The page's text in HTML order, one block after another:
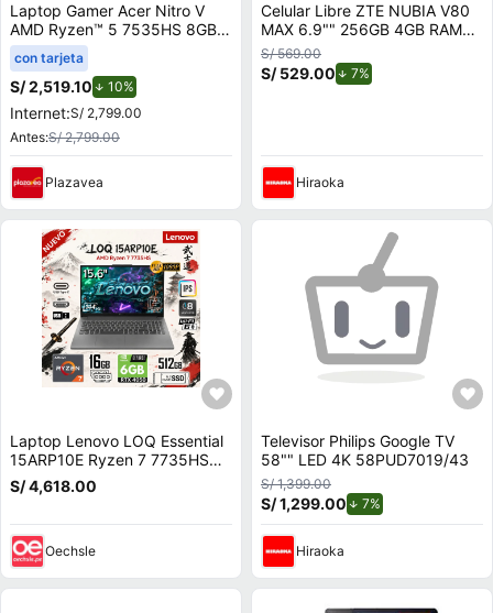
Laptop Gamer Acer Nitro V
AMD Ryzen™ 5 7535HS 8GB
RAM 512GB SSD 15.6"" RTX
3050
con tarjeta
S/ 2,519.10 10%
Internet:S/ 2,799.00
Antes:S/ 2,799.00
Plazavea
Celular Libre ZTE NUBIA V80
MAX 6.9"" 256GB 4GB RAM
STELLAR SILVER
S/ 569.00
S/ 529.00 7%
Hiraoka
Laptop Lenovo LOQ Essential
15ARP10E Ryzen 7 7735HS
16GB RAM 512GB SSD RTX
4050 15.6 83S00000US
S/ 4,618.00
Oechsle
Televisor Philips Google TV
58"" LED 4K 58PUD7019/43
S/ 1,399.00
S/ 1,299.00 7%
Hiraoka